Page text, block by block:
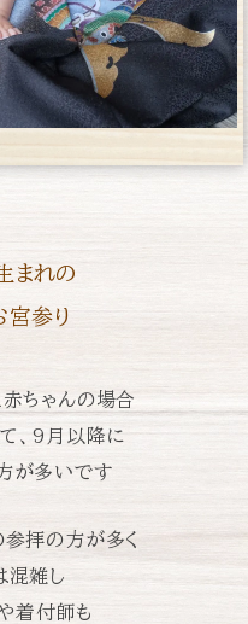
まれの
宮参り
ちゃんの場合
、 9月以降に
が多いです
拝の方が多く
混雑し
着付師も